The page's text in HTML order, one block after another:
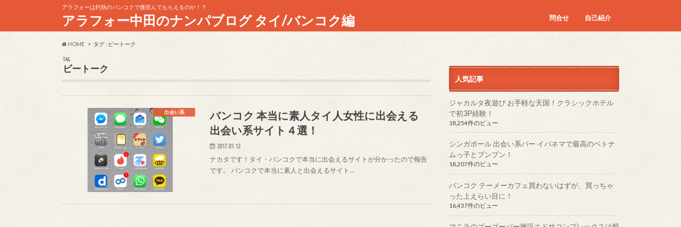
アラフォーは灼熱のバンコクで微笑んでもらえるのか！？
アラフォー中田のナンパブログ タイ/バンコク編 問合せ 自己紹介
HOME タグ : ビートーク
TAG
ビートーク
出会い系
バンコク 本当に素人タイ人女性に出会える
出会い系サイト４選！
2017.01.12
ナカタです！タイ・バンコクで本当に出会えるサイトが分かったので報告
です。 バンコクで本当に素人と出会えるサイト…
人気記事
ジャカルタ夜遊び お手軽な天国！クラシックホテル
で初3P経験！
18,254件のビュー
シンガポール 出会い系バー イパネマで最高のベトナ
ムっ子とブンブン！
18,207件のビュー
バンコク テーメーカフェ買わないはずが、買っちゃ
った上えらい目に！
16,437件のビュー